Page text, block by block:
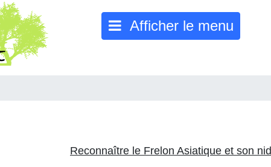
Afficher le menu
Reconnaître le Frelon Asiatique et son nid